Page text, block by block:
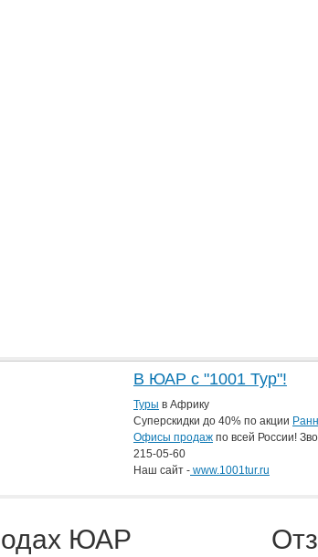
В ЮАР с "1001 Тур"!
Туры в Африку
Суперскидки до 40% по акции
Офисы продаж по всей России!
215-05-60
Наш сайт - www.1001tur.ru
ЮАР